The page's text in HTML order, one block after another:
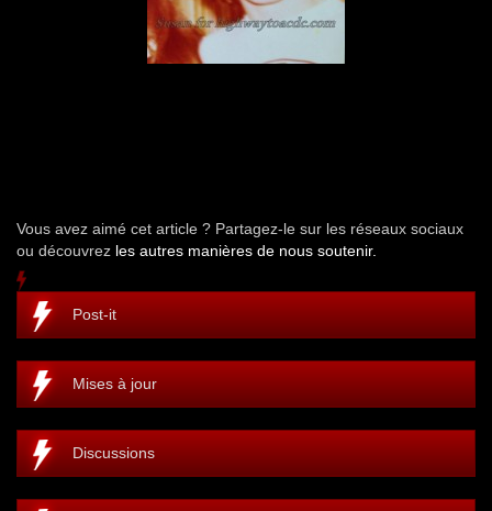
Vous avez aimé cet article ? Partagez-le sur les réseaux sociaux
ou découvrez les autres manières de nous soutenir.
Post-it
Mises à jour
Discussions